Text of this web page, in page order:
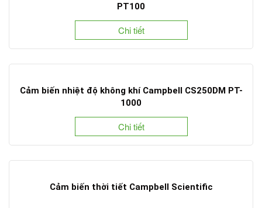
PT100
Chi tiết
Cảm biến nhiệt độ không khí Campbell CS250DM PT-
1000
Chi tiết
Cảm biến thời tiết Campbell Scientific